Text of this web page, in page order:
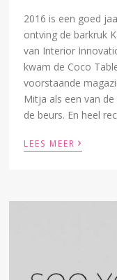
2016 is een goed
ontving de barkruk
van Interior
kwam de Coco
voorstaande
Mitja als een van
de beurs. En heel
LEES MEER ›